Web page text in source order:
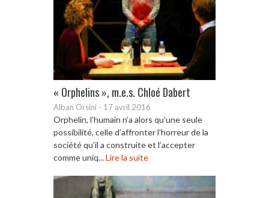
« Orphelins », m.e.s. Chloé Dabert
Alban Orsini - 17 avril 2016
Orphelin, l’humain n’a alors qu’une seule
possibilité, celle d’affronter l’horreur de la
société qu’il a construite et l’accepter
comme uniq...Lire la suite